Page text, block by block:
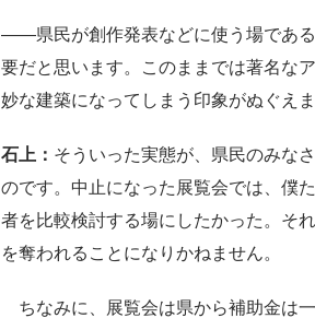
――県民が創作発表などに使う場であ
要だと思います。このままでは著名な
妙な建築になってしまう印象がぬぐえま
石上： そういった実態が、県民のみな
のです。中止になった展覧会では、僕
者を比較検討する場にしたかった。そ
を奪われることになりかねません。
ちなみに、展覧会は県から補助金は